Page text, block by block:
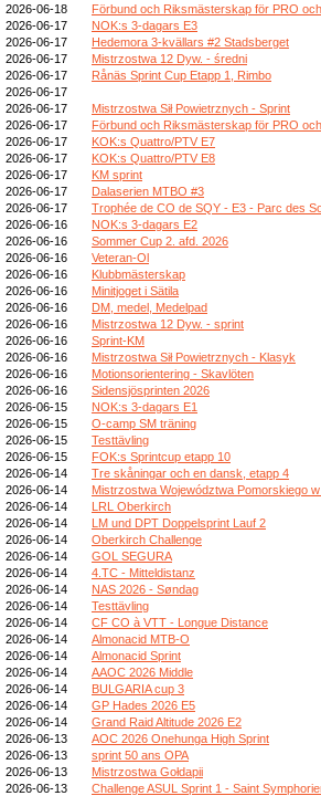
2026-06-18
Förbund och Riksmästerskap för PRO
2026-06-17
NOK:s 3-dagars E3
2026-06-17
Hedemora 3-kvällars #2 Stadsberget
2026-06-17
Mistrzostwa 12 Dyw. - średni
2026-06-17
Rånäs Sprint Cup Etapp 1, Rimbo
2026-06-17
2026-06-17
Mistrzostwa Sił Powietrznych - Sprint
2026-06-17
Förbund och Riksmästerskap för PRO
2026-06-17
KOK:s Quattro/PTV E7
2026-06-17
KOK:s Quattro/PTV E8
2026-06-17
KM sprint
2026-06-17
Dalaserien MTBO #3
2026-06-17
Trophée de CO de SQY - E3 - Parc des
2026-06-16
NOK:s 3-dagars E2
2026-06-16
Sommer Cup 2. afd. 2026
2026-06-16
Veteran-Ol
2026-06-16
Klubbmästerskap
2026-06-16
Minitjoget i Sätila
2026-06-16
DM, medel, Medelpad
2026-06-16
Mistrzostwa 12 Dyw. - sprint
2026-06-16
Sprint-KM
2026-06-16
Mistrzostwa Sił Powietrznych - Klasyk
2026-06-16
Motionsorientering - Skavlöten
2026-06-16
Sidensjösprinten 2026
2026-06-15
NOK:s 3-dagars E1
2026-06-15
O-camp SM träning
2026-06-15
Testtävling
2026-06-15
FOK:s Sprintcup etapp 10
2026-06-14
Tre skåningar och en dansk, etapp 4
2026-06-14
Mistrzostwa Województwa Pomorskiego
2026-06-14
LRL Oberkirch
2026-06-14
LM und DPT Doppelsprint Lauf 2
2026-06-14
Oberkirch Challenge
2026-06-14
GOL SEGURA
2026-06-14
4.TC - Mitteldistanz
2026-06-14
NAS 2026 - Søndag
2026-06-14
Testtävling
2026-06-14
CF CO à VTT - Longue Distance
2026-06-14
Almonacid MTB-O
2026-06-14
Almonacid Sprint
2026-06-14
AAOC 2026 Middle
2026-06-14
BULGARIA cup 3
2026-06-14
GP Hades 2026 E5
2026-06-14
Grand Raid Altitude 2026 E2
2026-06-13
AOC 2026 Onehunga High Sprint
2026-06-13
sprint 50 ans OPA
2026-06-13
Mistrzostwa Gołdapii
2026-06-13
Challenge ASUL Sprint 1 - Saint